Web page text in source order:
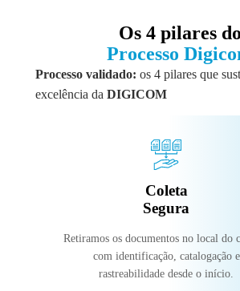
Os 4 pilares do
Processo
Processo validado: os 4 pilares que
excelência da DIGICOM
Coleta
Segura
Retiramos os documentos no local do
com identificação, catalogação e
rastreabilidade desde o início.